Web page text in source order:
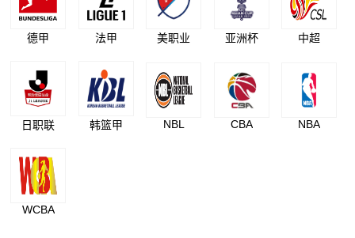
德甲 法甲 美职业 亚洲杯 中超
日职联 韩篮甲 NBL CBA NBA
WCBA